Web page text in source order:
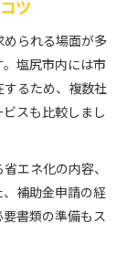
ツ
められる場面が多
塩尻市内には市
るため、複数社
スも比較しまし
エネ化の内容、
補助金申請の経
書類の準備もス